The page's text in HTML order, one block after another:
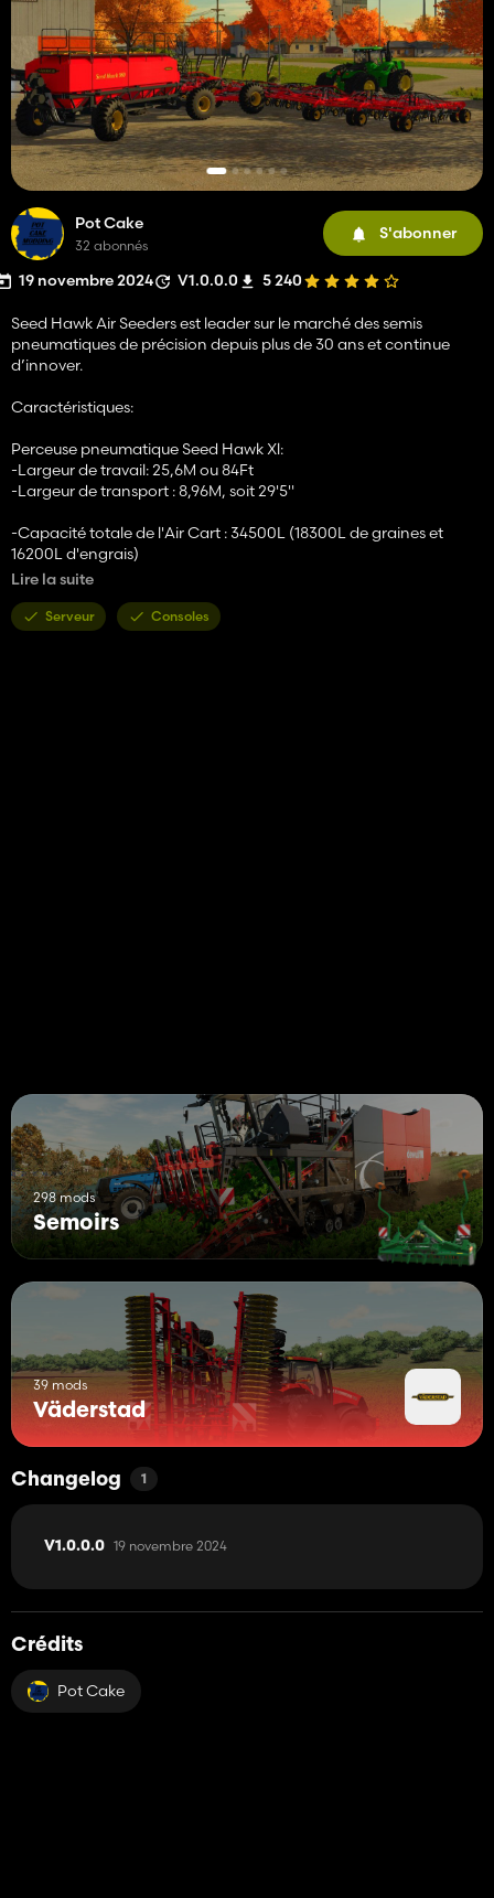
Pot Cake
32 abonnés
S'abonner
19 novembre 2024 V1.0.0.0 5 240
Seed Hawk Air Seeders est leader sur le marché des semis
pneumatiques de précision depuis plus de 30 ans et continue
d’innover.
Caractéristiques:
Perceuse pneumatique Seed Hawk Xl:
-Largeur de travail: 25,6M ou 84Ft
-Largeur de transport : 8,96M, soit 29'5"
-Capacité totale de l'Air Cart : 34500L (18300L de graines et
16200L d'engrais)
-Options de pneus
-Chariot aérien Seed Hawk 980: 185.000 €
-Perceuse pneumatique Seed Hawk Xl 84 FT: 290000 €
Lire la suite
Serveur Consoles
298 mods
Semoirs
39 mods
Väderstad
Changelog 1
V1.0.0.0 19 novembre 2024
Crédits
Pot Cake